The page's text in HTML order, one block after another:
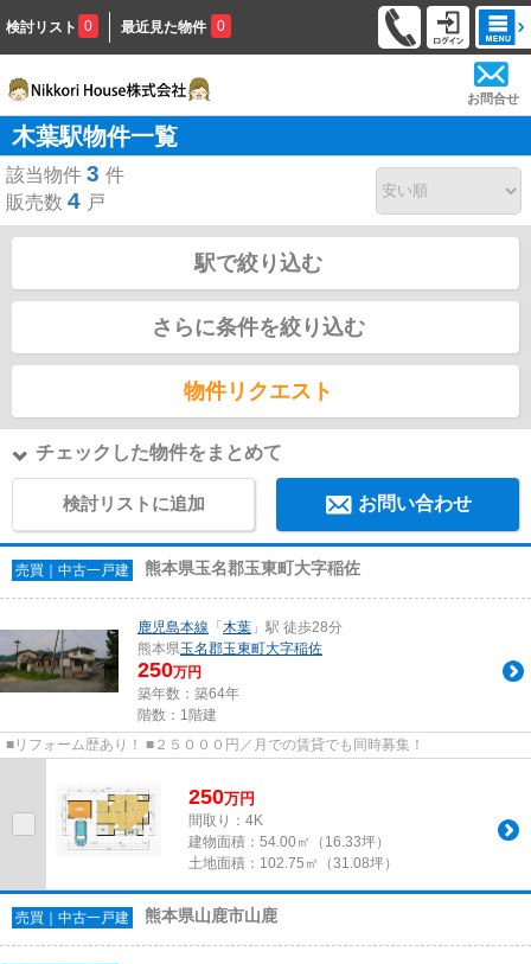
検討リスト 0 最近見た物件 0
お問合せ
木葉駅物件一覧
該当物件 3 件
販売数 4 戸
駅で絞り込む
さらに条件を絞り込む
物件リクエスト
チェックした物件をまとめて
検討リストに追加 お問い合わせ
売買｜中古一戸建 熊本県玉名郡玉東町大字稲佐
鹿児島本線 「 木葉 」駅 徒歩28分
熊本県玉名郡玉東町大字稲佐
250万円
築年数：築64年
階数：1階建
■リフォーム歴あり！ ■２５０００円／月での賃貸でも同時募集！
250万円
間取り：4K
建物面積： 54.00㎡（16.33坪）
土地面積： 102.75㎡（31.08坪）
売買｜中古一戸建 熊本県山鹿市山鹿